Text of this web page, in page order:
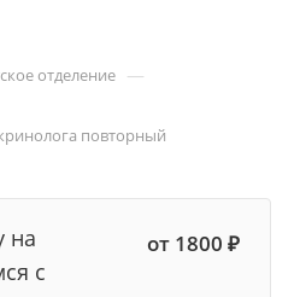
отделение —
повторный
на
с
от 1800 ₽